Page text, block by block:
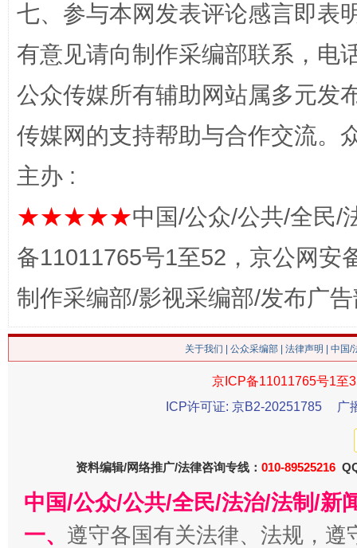
网上购药对药下症？
这是一记警钟！ 谢
在谋一域中谋全局
今
七、参与本网发表评论感言即表
有意见请向制作采编部联系，电
公众传媒所有辅助网站属多元发
传媒网的支持帮助与合作交流。
主办 :
★★★★★中国/公众/公共/全民/
备11011765号1至52，京公网安
制作采编部/影视采编部/发布广
关于我们 公众采编部 法律声明 | 中国
京ICP备11011765号1至
ICP许可证: 京B2-20251785
广
资料编辑/网络推广/法律咨询专线： 010-89525216
中国/公众/公共/全民/法治/法制/新
一、 遵守各国有关法律、法规，